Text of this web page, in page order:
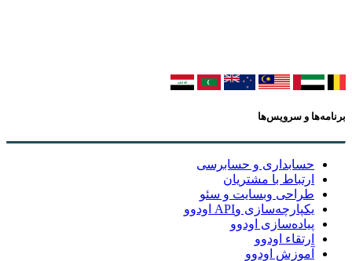
برنامه‌ها و سرویس‌ها
حسابداری و حسابرسی
ارتباط با مشتریان
طراحی وبسایت و سئو
یکپارچه‌سازی وAPI اودوو
پیاده‌سازی اودوو
ارتقاء اودوو
آموزش اودوو